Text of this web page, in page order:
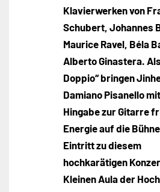
Klavierwerken von
Schubert, Johannes
Maurice Ravel, Béla
Alberto Ginastera.
Doppio“ bringen
Damiano Pisanello
Hingabe zur Gitarre
Energie auf die
Eintritt zu diesem
hochkarätigen
Kleinen Aula der